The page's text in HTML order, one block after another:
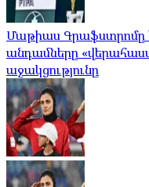
Մաթիաս Գրաֆստրոմը
անդամները
աջակցությունը